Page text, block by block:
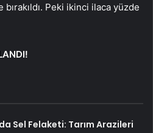
Peki ikinci ilaca yüzde
Sel Felaketi: Tarım Arazileri